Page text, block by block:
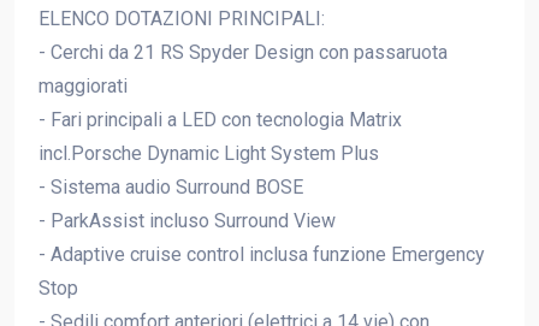
ELENCO DOTAZIONI PRINCIPALI:
- Cerchi da 21 RS Spyder Design con passaruota
maggiorati
- Fari principali a LED con tecnologia Matrix
incl.Porsche Dynamic Light System Plus
- Sistema audio Surround BOSE
- ParkAssist incluso Surround View
- Adaptive cruise control inclusa funzione Emergency
Stop